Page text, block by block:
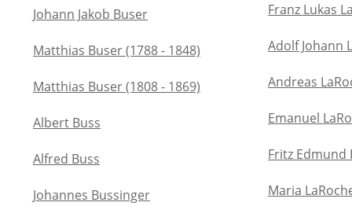
Johann Jakob Buser
Matthias Buser (1788 - 1848)
Matthias Buser (1808 - 1869)
Albert Buss
Alfred Buss
Johannes Bussinger
Franz Lukas
Adolf Johann
Andreas
Emanuel
Fritz Edmund
Maria